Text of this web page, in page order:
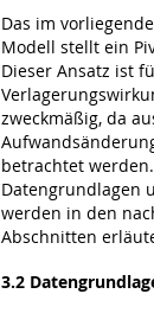
Das im
Modell stellt ein
Dieser Ansatz ist
zweckmäßig, da
betrachtet
Datengrundlagen
werden in den
Abschnitten
3.2